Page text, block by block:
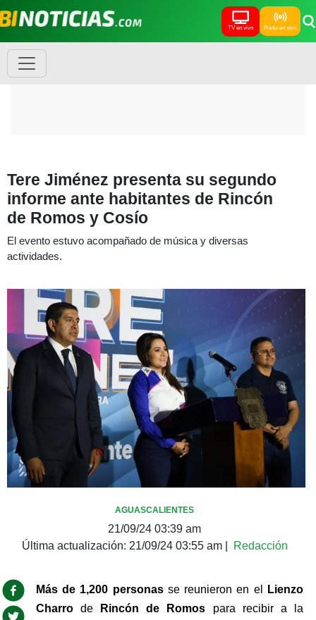
TV en vivo Radio en vivo
Tere Jiménez presenta su segundo
informe ante habitantes de Rincón
de Romos y Cosío
El evento estuvo acompañado de música y diversas
actividades.
AGUASCALIENTES
21/09/24 03:39 am
Última actualización: 21/09/24 03:55 am| Redacción
Más de 1,200 personas se reunieron en el
Lienzo
Charro de Rincón de Romos para recibir a la